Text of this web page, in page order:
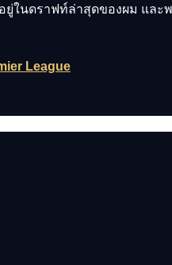
ยู่ในดราฟท์ล่าสุดของผม แล
League